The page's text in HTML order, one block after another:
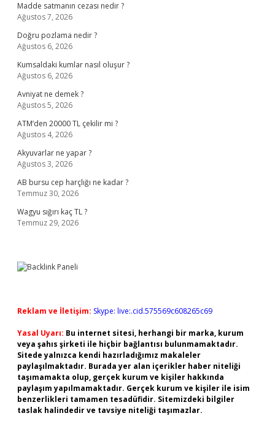
Madde satmanın cezası nedir ?
Ağustos 7, 2026
Doğru pozlama nedir ?
Ağustos 6, 2026
Kumsaldaki kumlar nasıl oluşur ?
Ağustos 6, 2026
Avniyat ne demek ?
Ağustos 5, 2026
ATM’den 20000 TL çekilir mi ?
Ağustos 4, 2026
Akyuvarlar ne yapar ?
Ağustos 3, 2026
AB bursu cep harçlığı ne kadar ?
Temmuz 30, 2026
Wagyu sığırı kaç TL ?
Temmuz 29, 2026
Reklam ve İletişim: Skype: live:.cid.575569c608265c69
Yasal Uyarı: Bu internet sitesi, herhangi bir marka, kurum
veya şahıs şirketi ile hiçbir bağlantısı bulunmamaktadır.
Sitede yalnızca kendi hazırladığımız makaleler
paylaşılmaktadır. Burada yer alan içerikler haber niteliği
taşımamakta olup, gerçek kurum ve kişiler hakkında
paylaşım yapılmamaktadır. Gerçek kurum ve kişiler ile isim
benzerlikleri tamamen tesadüfidir. Sitemizdeki bilgiler
taslak halindedir ve tavsiye niteliği taşımazlar.